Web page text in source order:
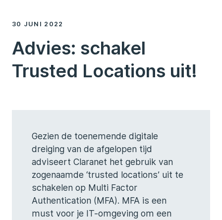
30 JUNI 2022
Advies: schakel
Trusted Locations uit!
Gezien de toenemende digitale
dreiging van de afgelopen tijd
adviseert Claranet het gebruik van
zogenaamde ‘trusted locations’ uit te
schakelen op Multi Factor
Authentication (MFA). MFA is een
must voor je IT-omgeving om een